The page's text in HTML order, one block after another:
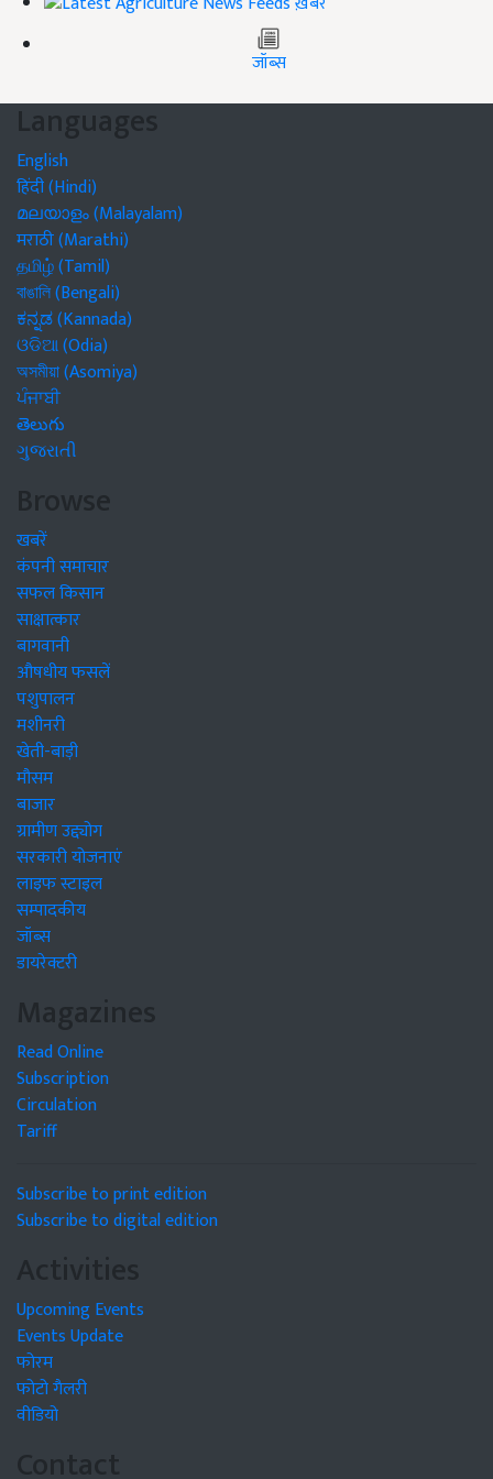
जॉब्स
Languages
English
हिंदी (Hindi)
മലയാളം (Malayalam)
मराठी (Marathi)
தமிழ் (Tamil)
বাঙালি (Bengali)
ಕನ್ನಡ (Kannada)
ଓଡିଆ (Odia)
অসমীয়া (Asomiya)
ਪੰਜਾਬੀ
తెలుగు
ગુજરાતી
Browse
खबरें
कंपनी समाचार
सफल किसान
साक्षात्कार
बागवानी
औषधीय फसलें
पशुपालन
मशीनरी
खेती-बाड़ी
मौसम
बाजार
ग्रामीण उद्द्योग
सरकारी योजनाएं
लाइफ स्टाइल
सम्पादकीय
जॉब्स
डायरेक्टरी
Magazines
Read Online
Subscription
Circulation
Tariff
Subscribe to print edition
Subscribe to digital edition
Activities
Upcoming Events
Events Update
फोरम
फोटो गैलरी
वीडियो
Contact